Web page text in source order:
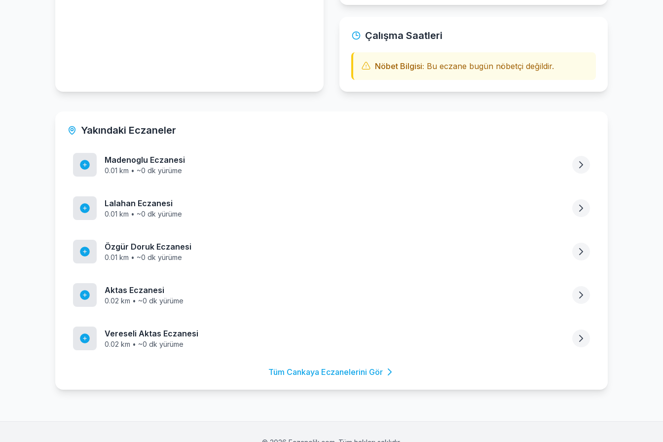
Çalışma Saatleri
Nöbet Bilgisi: Bu eczane bugün nöbetçi değildir.
Yakındaki Eczaneler
Madenoglu Eczanesi
0.01 km • ~0 dk yürüme
Lalahan Eczanesi
0.01 km • ~0 dk yürüme
Özgür Doruk Eczanesi
0.01 km • ~0 dk yürüme
Aktas Eczanesi
0.02 km • ~0 dk yürüme
Vereseli Aktas Eczanesi
0.02 km • ~0 dk yürüme
Tüm Cankaya Eczanelerini Gör